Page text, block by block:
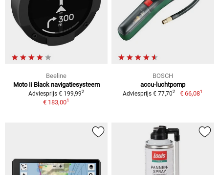
Beeline
Moto Ii Black navigatiesysteem
Adviesprijs € 199,992
€ 183,001
BOSCH
accu-luchtpomp
Adviesprijs € 77,702 € 66,081